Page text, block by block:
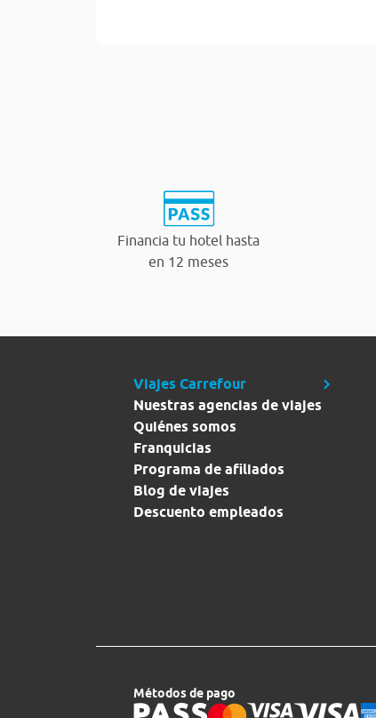
Financia tu hotel hasta
en 12 meses
Viajes Carrefour
Nuestras agencias de viajes
Quiénes somos
Franquicias
Programa de afiliados
Blog de viajes
Descuento empleados
Métodos de pago